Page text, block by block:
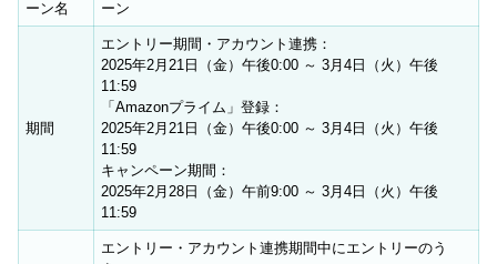
ーン名
ーン
期間
エントリー期間・アカウント連携：
2025年2月21日（金）午後0:00 ～ 3月4日（火）午後
11:59
「Amazonプライム」登録：
2025年2月21日（金）午後0:00 ～ 3月4日（火）午後
11:59
キャンペーン期間：
2025年2月28日（金）午前9:00 ～ 3月4日（火）午後
11:59
エントリー・アカウント連携期間中にエントリーのう